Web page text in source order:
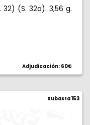
(S. 32a). 3,56 g.
Adjudicación: 60€
Subasta 153